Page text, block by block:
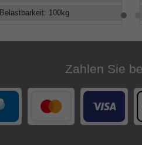
Belastbarkeit: 100kg
Zahlen Sie